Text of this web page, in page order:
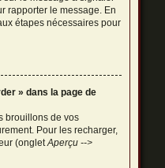
rapporter le message. En
étapes nécessaires pour
» dans la page de
brouillons de vos
Pour les recharger,
(ongletAperçu -->